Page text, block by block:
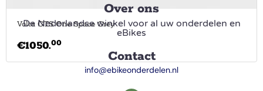
Volta GTS One Space Grey
€1050.00
Over ons
De Nederlandse winkel voor al uw onderdelen en
eBikes
Contact
info@ebikeonderdelen.nl